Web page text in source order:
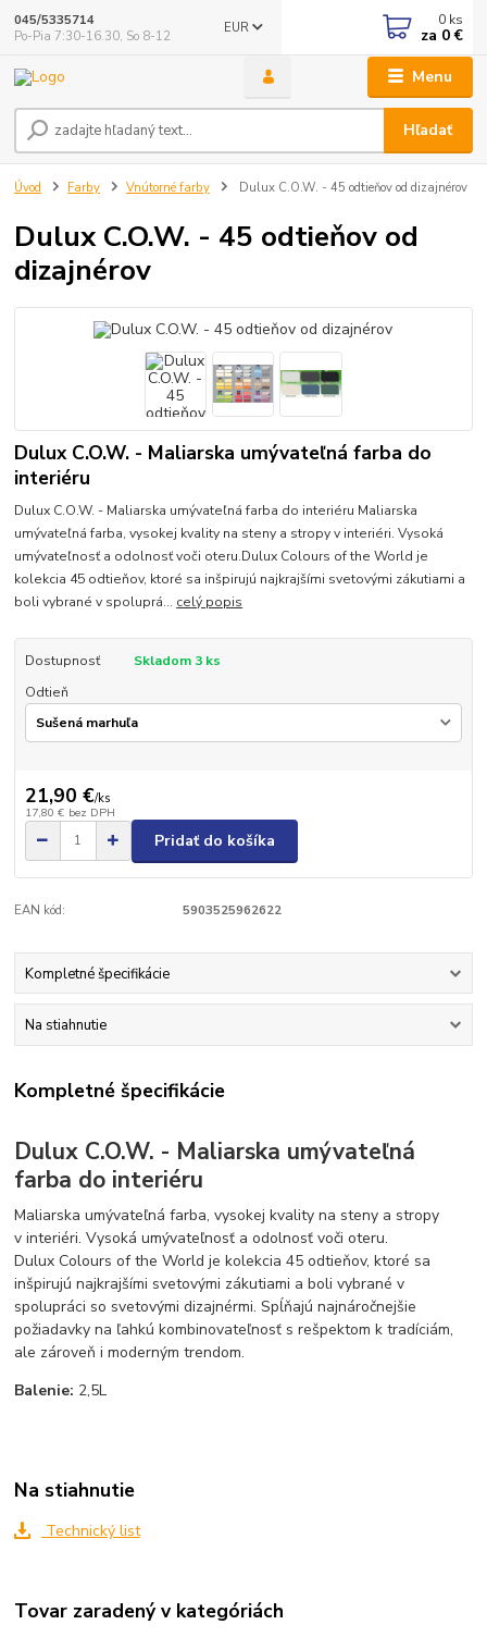
Menu
EUR
Hľadať
045/5335714
Po-Pia 7:30-16.30, So 8-12
0 ks
za 0 €
Úvod Farby Vnútorné farby Dulux C.O.W. - 45 odtieňov od dizajnérov
Dulux C.O.W. - 45 odtieňov od
dizajnérov
Dulux C.O.W. - Maliarska umývateľná farba do
interiéru
Dulux C.O.W. - Maliarska umývateľná farba do interiéru Maliarska
umývateľná farba, vysokej kvality na steny a stropy v interiéri. Vysoká
umývateľnosť a odolnosť voči oteru.Dulux Colours of the World je
kolekcia 45 odtieňov, ktoré sa inšpirujú najkrajšími svetovými zákutiami a
boli vybrané v spoluprá... celý popis
Dostupnosť
Skladom 3 ks
Odtieň
21,90 €/ks
17,80 € bez DPH
Pridať do košíka
EAN kód: 5903525962622
Kompletné špecifikácie
Na stiahnutie
Kompletné špecifikácie
Dulux C.O.W. - Maliarska umývateľná
farba do interiéru
Maliarska umývateľná farba, vysokej kvality na steny a stropy
v interiéri. Vysoká umývateľnosť a odolnosť voči oteru.
Dulux Colours of the World je kolekcia 45 odtieňov, ktoré sa
inšpirujú najkrajšími svetovými zákutiami a boli vybrané v
spolupráci so svetovými dizajnérmi. Spĺňajú najnáročnejšie
požiadavky na ľahkú kombinovateľnosť s rešpektom k tradíciám,
ale zároveň i moderným trendom.
Balenie: 2,5L
Na stiahnutie
Technický list
Tovar zaradený v kategóriách